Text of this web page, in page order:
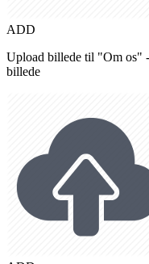
ADD
Upload billede til "Om os"
billede